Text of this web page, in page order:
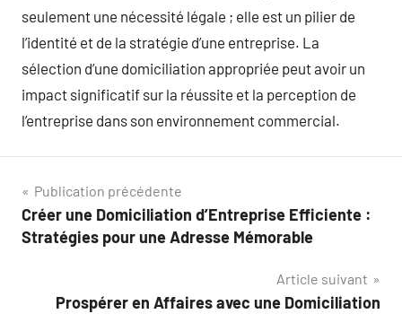
seulement une nécessité légale ; elle est un pilier de
l’identité et de la stratégie d’une entreprise. La
sélection d’une domiciliation appropriée peut avoir un
impact significatif sur la réussite et la perception de
l’entreprise dans son environnement commercial.
Navigation
de
Publication précédente
Créer une Domiciliation d’Entreprise Efficiente :
Stratégies pour une Adresse Mémorable
Article suivant
Prospérer en Affaires avec une Domiciliation